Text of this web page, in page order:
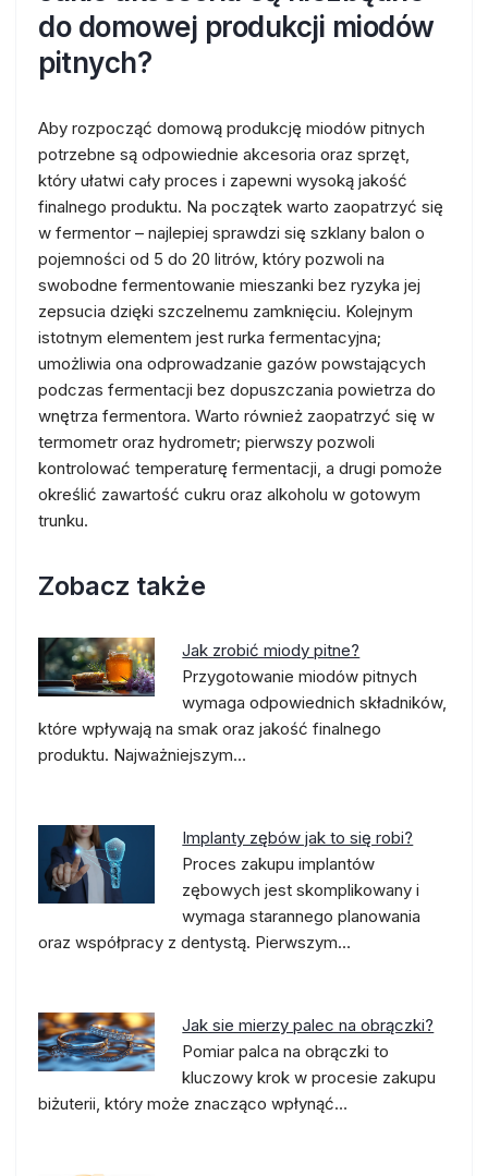
do domowej produkcji miodów
pitnych?
Aby rozpocząć domową produkcję miodów pitnych
potrzebne są odpowiednie akcesoria oraz sprzęt,
który ułatwi cały proces i zapewni wysoką jakość
finalnego produktu. Na początek warto zaopatrzyć się
w fermentor – najlepiej sprawdzi się szklany balon o
pojemności od 5 do 20 litrów, który pozwoli na
swobodne fermentowanie mieszanki bez ryzyka jej
zepsucia dzięki szczelnemu zamknięciu. Kolejnym
istotnym elementem jest rurka fermentacyjna;
umożliwia ona odprowadzanie gazów powstających
podczas fermentacji bez dopuszczania powietrza do
wnętrza fermentora. Warto również zaopatrzyć się w
termometr oraz hydrometr; pierwszy pozwoli
kontrolować temperaturę fermentacji, a drugi pomoże
określić zawartość cukru oraz alkoholu w gotowym
trunku.
Zobacz także
Jak zrobić miody pitne?
Przygotowanie miodów pitnych
wymaga odpowiednich składników,
które wpływają na smak oraz jakość finalnego
produktu. Najważniejszym…
Implanty zębów jak to się robi?
Proces zakupu implantów
zębowych jest skomplikowany i
wymaga starannego planowania
oraz współpracy z dentystą. Pierwszym…
Jak sie mierzy palec na obrączki?
Pomiar palca na obrączki to
kluczowy krok w procesie zakupu
biżuterii, który może znacząco wpłynąć…